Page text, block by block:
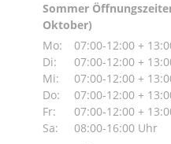
Sommer
Oktober)
Mo:
07:00-12:00 +
Di:
07:00-12:00 +
Mi:
07:00-12:00 +
Do:
07:00-12:00 +
Fr:
07:00-12:00 +
Sa:
08:00-16:00 Uhr